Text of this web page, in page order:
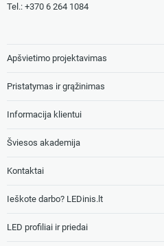
Tel.: +370 6 264 1084
Apšvietimo projektavimas
Pristatymas ir grąžinimas
Informacija klientui
Šviesos akademija
Kontaktai
Ieškote darbo? LEDinis.lt
LED profiliai ir priedai